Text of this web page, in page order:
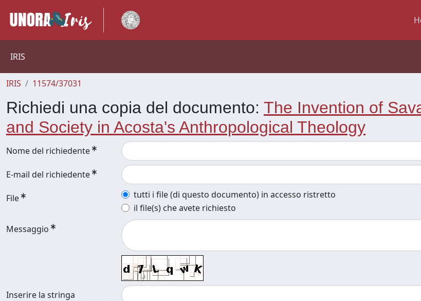
IRIS
IRIS 11574/37031
Richiedi una copia del documento: The Invention of
and Society in Acosta's Anthropological Theology
Nome del richiedente
E-mail del richiedente
File
tutti i file (di questo documento) in accesso ristretto
il file(s) che avete richiesto
Messaggio
Inserire la stringa